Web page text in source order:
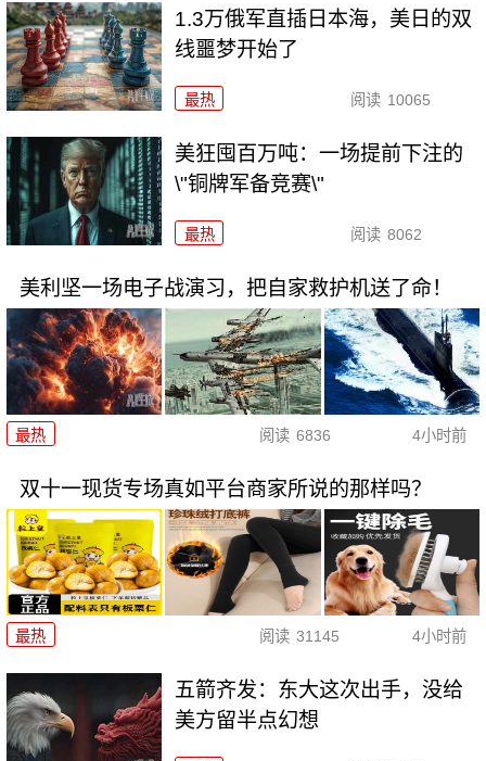
1.3万俄军直插日本海，美日的双
线噩梦开始了
最热 阅读 10065
美狂囤百万吨：一场提前下注的
\"铜牌军备竞赛\"
最热 阅读 8062
美利坚一场电子战演习，把自家救护机送了命！
最热 阅读 6836 4小时前
双十一现货专场真如平台商家所说的那样吗？
最热 阅读 31145 4小时前
五箭齐发：东大这次出手，没给
美方留半点幻想